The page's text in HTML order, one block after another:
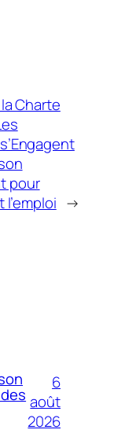
Charte
pour
l’emploi →
6
août
2026